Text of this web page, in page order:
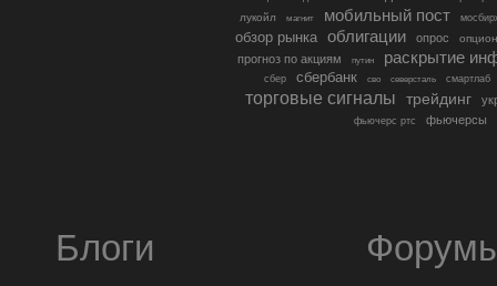
лукойл
магнит мобильный пост
обзор рынка облигации опрос
прогноз по акциям путин раскрытие
сбер сбербанк сво северсталь смартлаб
торговые сигналы трейдинг
фьючерс ртс фьючерсы
Блоги